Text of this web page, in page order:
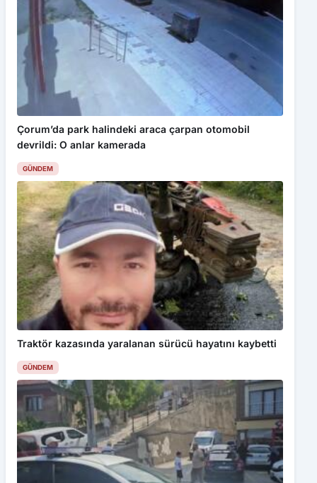
SGK’dan Kayıt Dışı İstihdam Uyarısı
Çorum’da park halindeki araca çarpan otomobil
devrildi: O anlar kamerada
GÜNDEM
Traktör kazasında yaralanan sürücü hayatını kaybetti
GÜNDEM
Bu web sitesinde en iyi deneyimi yaşamanızı sağlamak için
çerezler kullanılmaktadır. Detaylar için
Gizlilik Politikamız
inceleyebilirsiniz.
Kabul Et